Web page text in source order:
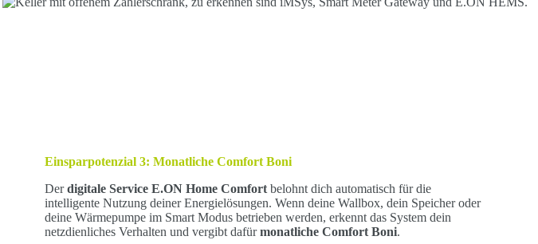
Einsparpotenzial 3:Monatliche Comfort Boni
Derdigitale Service E.ON Home Comfort belohnt dich automatisch für die
intelligente Nutzung deiner Energielösungen. Wenn deine Wallbox, dein Speicher oder
deine Wärmepumpe im Smart Modus betrieben werden, erkennt das System dein
netzdienliches Verhalten und vergibt dafürmonatliche Comfort Boni.